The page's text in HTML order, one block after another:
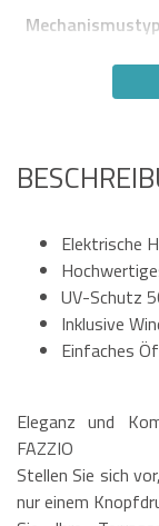
Mechanismustyp
Elektrische
UV-Schutz
Inklusive
Einfaches
Eleganz und
FAZZIO
Stellen Sie sich
nur einem